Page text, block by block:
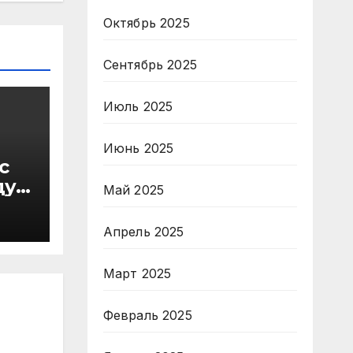
Октябрь 2025
Сентябрь 2025
Июль 2025
Июнь 2025
Май 2025
Апрель 2025
Март 2025
Февраль 2025